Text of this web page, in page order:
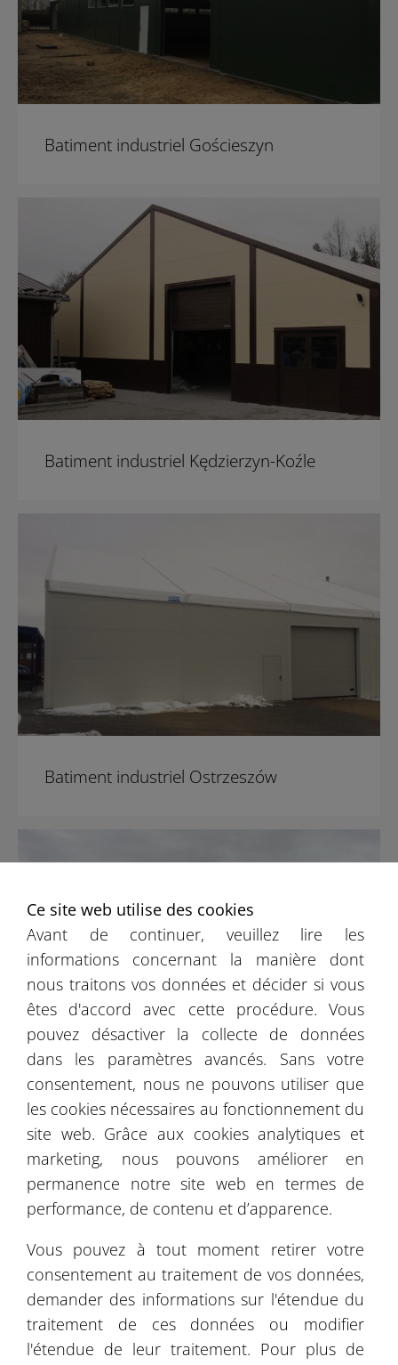
Batiment industriel Gościeszyn
Batiment industriel Kędzierzyn-Koźle
Batiment industriel Ostrzeszów
Batiment industriel Sulmierzyce
Ce site web utilise des cookies
Avant de continuer, veuillez lire les
informations concernant la manière dont
nous traitons vos données et décider si vous
êtes d'accord avec cette procédure. Vous
pouvez désactiver la collecte de données
dans les paramètres avancés. Sans votre
consentement, nous ne pouvons utiliser que
les cookies nécessaires au fonctionnement du
site web. Grâce aux cookies analytiques et
marketing, nous pouvons améliorer en
permanence notre site web en termes de
performance, de contenu et d’apparence.
Vous pouvez à tout moment retirer votre
consentement au traitement de vos données,
demander des informations sur l'étendue du
traitement de ces données ou modifier
l'étendue de leur traitement. Pour plus de